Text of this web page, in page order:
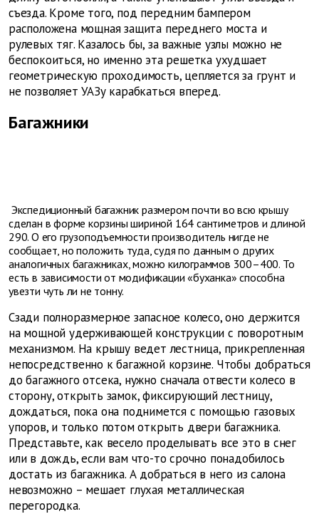
съезда. Кроме того, под передним бампером
расположена мощная защита переднего моста и
рулевых тяг. Казалось бы, за важные узлы можно не
беспокоиться, но именно эта решетка ухудшает
геометрическую проходимость, цепляется за грунт и
не позволяет УАЗу карабкаться вперед.
Багажники
Экспедиционный багажник размером почти во всю крышу
сделан в форме корзины шириной 164 сантиметров и длиной
290. О его грузоподъемности производитель нигде не
сообщает, но положить туда, судя по данным о других
аналогичных багажниках, можно килограммов 300–400. То
есть в зависимости от модификации «буханка» способна
увезти чуть ли не тонну.
Сзади полноразмерное запасное колесо, оно держится
на мощной удерживающей конструкции с поворотным
механизмом. На крышу ведет лестница, прикрепленная
непосредственно к багажной корзине. Чтобы добраться
до багажного отсека, нужно сначала отвести колесо в
сторону, открыть замок, фиксирующий лестницу,
дождаться, пока она поднимется с помощью газовых
упоров, и только потом открыть двери багажника.
Представьте, как весело проделывать все это в снег
или в дождь, если вам что-то срочно понадобилось
достать из багажника. А добраться в него из салона
невозможно – мешает глухая металлическая
перегородка.